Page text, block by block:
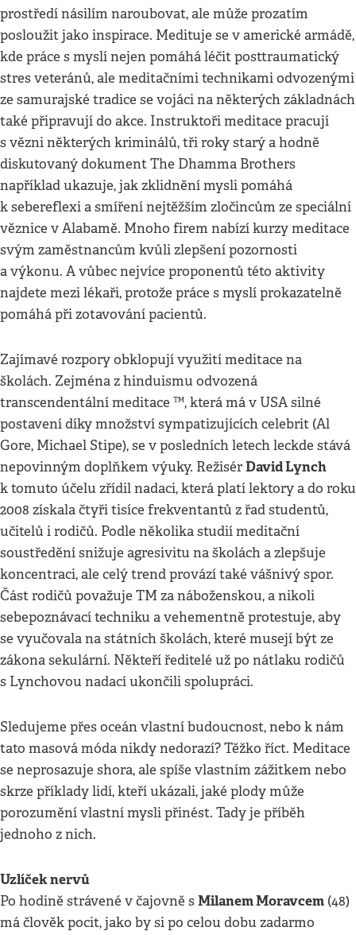
prostředí násilím naroubovat, ale může prozatím
posloužit jako inspirace. Medituje se v americké armádě,
kde práce s myslí nejen pomáhá léčit posttraumatický
stres veteránů, ale meditačními technikami odvozenými
ze samurajské tradice se vojáci na některých základnách
také připravují do akce. Instruktoři meditace pracují
s vězni některých kriminálů, tři roky starý a hodně
diskutovaný dokument The Dhamma Brothers
například ukazuje, jak zklidnění mysli pomáhá
k sebereflexi a smíření nejtěžším zločincům ze speciální
věznice v Alabamě. Mnoho firem nabízí kurzy meditace
svým zaměstnancům kvůli zlepšení pozornosti
a výkonu. A vůbec nejvíce proponentů této aktivity
najdete mezi lékaři, protože práce s myslí prokazatelně
pomáhá při zotavování pacientů.
Zajímavé rozpory obklopují využití meditace na
školách. Zejména z hinduismu odvozená
transcendentální meditace ™, která má v USA silné
postavení díky množství sympatizujících celebrit (Al
Gore, Michael Stipe), se v posledních letech leckde stává
nepovinným doplňkem výuky. RežisérDavid Lynch
k tomuto účelu zřídil nadaci, která platí lektory a do roku
2008 získala čtyři tisíce frekventantů z řad studentů,
učitelů i rodičů. Podle několika studií meditační
soustředění snižuje agresivitu na školách a zlepšuje
koncentraci, ale celý trend provází také vášnivý spor.
Část rodičů považuje TM za náboženskou, a nikoli
sebepoznávací techniku a vehementně protestuje, aby
se vyučovala na státních školách, které musejí být ze
zákona sekulární. Někteří ředitelé už po nátlaku rodičů
s Lynchovou nadací ukončili spolupráci.
Sledujeme přes oceán vlastní budoucnost, nebo k nám
tato masová móda nikdy nedorazí? Těžko říct. Meditace
se neprosazuje shora, ale spíše vlastním zážitkem nebo
skrze příklady lidí, kteří ukázali, jaké plody může
porozumění vlastní mysli přinést. Tady je příběh
jednoho z nich.
Uzlíček nervů
Po hodině strávené v čajovně sMilanem Moravcem (48)
má člověk pocit, jako by si po celou dobu zadarmo